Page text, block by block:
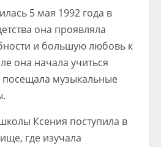
5 мая 1992 года в
она проявляла
и большую любовь к
она начала учиться
посещала музыкальные
Ксения поступила в
где изучала